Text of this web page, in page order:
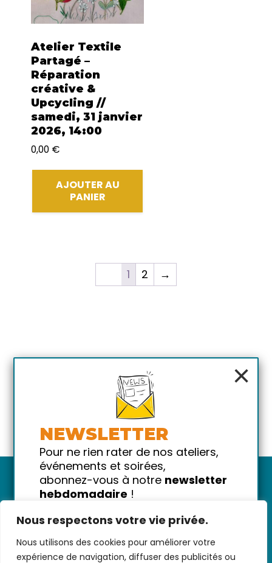
Nous respectons votre vie privée.
Nous utilisons des cookies pour améliorer votre
expérience de navigation, diffuser des publicités ou
Atelier Textile
Partagé –
Réparation
créative &
Upcycling //
samedi, 31 janvier
2026, 14:00
0,00 €
AJOUTER AU
PANIER
1 2 →
Nous contacter-CGV/CGU-Données
×
NEWSLETTER
Pour ne rien rater de nos ateliers,
événements et soirées,
abonnez-vous à notre newsletter
hebdomadaire !
!
Votre email